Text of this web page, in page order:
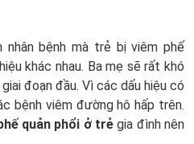
bệnh mà trẻ bị viêm phế
khác nhau. Ba mẹ sẽ rất khó
đoạn đầu. Vì các dấu hiệu có
bệnh viêm đường hô hấp trên.
quản phổi ở trẻ gia đình nên